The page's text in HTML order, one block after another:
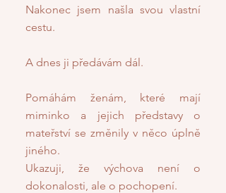
Nakonec jsem našla svou vlastní
cestu.
A dnes ji předávám dál.
Pomáhám ženám, které mají
miminko a jejich představy o
mateřství se změnily v něco úplně
jiného.
Ukazuji, že výchova není o
dokonalosti, ale o pochopení.